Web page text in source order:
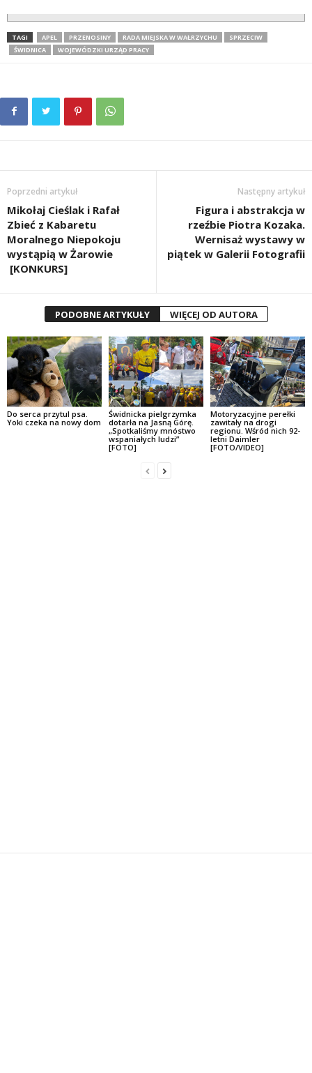
TAGI APEL PRZENOSINY RADA MIEJSKA W WAŁRZYCHU
SPRZECIW
ŚWIDNICA
WOJEWÓDZKI URZĄD PRACY
Poprzedni artykuł
Mikołaj Cieślak i Rafał
Zbieć z Kabaretu
Moralnego Niepokoju
wystąpią w Żarowie
[KONKURS]
Następny artykuł
Figura i abstrakcja w
rzeźbie Piotra Kozaka.
Wernisaż wystawy w
piątek w Galerii Fotografii
PODOBNE ARTYKUŁY WIĘCEJ OD AUTORA
Do serca przytul psa.
Yoki czeka na nowy dom
Świdnicka pielgrzymka
dotarła na Jasną Górę.
„Spotkaliśmy mnóstwo
wspaniałych ludzi”
[FOTO]
Motoryzacyjne perełki
zawitały na drogi
regionu. Wśród nich 92-
letni Daimler
[FOTO/VIDEO]